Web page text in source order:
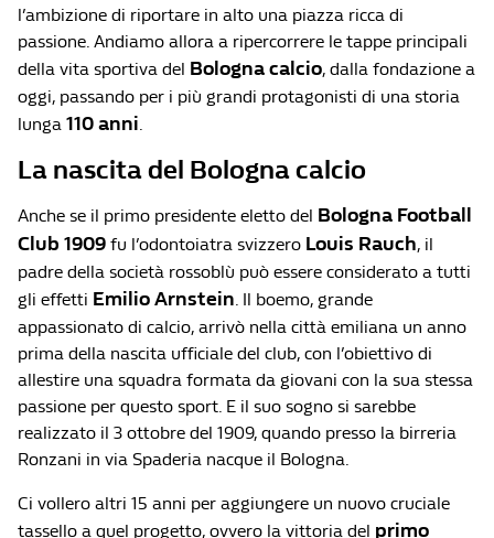
l’ambizione di riportare in alto una piazza ricca di
passione. Andiamo allora a ripercorrere le tappe principali
della vita sportiva del Bologna calcio, dalla fondazione a
oggi, passando per i più grandi protagonisti di una storia
lunga 110 anni.
La nascita del Bologna calcio
Anche se il primo presidente eletto del Bologna Football
Club 1909 fu l’odontoiatra svizzero Louis Rauch, il
padre della società rossoblù può essere considerato a tutti
gli effetti Emilio Arnstein. Il boemo, grande
appassionato di calcio, arrivò nella città emiliana un anno
prima della nascita ufficiale del club, con l’obiettivo di
allestire una squadra formata da giovani con la sua stessa
passione per questo sport. E il suo sogno si sarebbe
realizzato il 3 ottobre del 1909, quando presso la birreria
Ronzani in via Spaderia nacque il Bologna.
Ci vollero altri 15 anni per aggiungere un nuovo cruciale
tassello a quel progetto, ovvero la vittoria del primo